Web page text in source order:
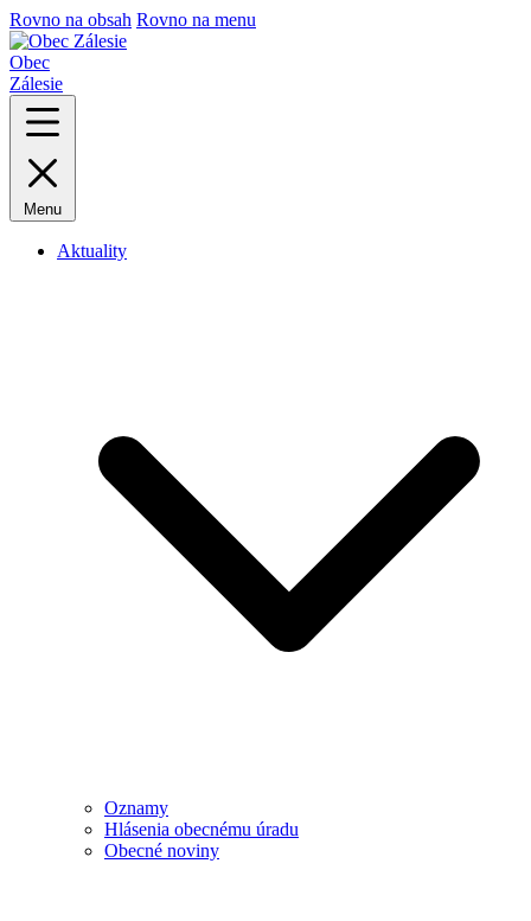
Rovno na obsah Rovno na menu
Obec
Zálesie
Menu
Aktuality
Oznamy
Hlásenia obecnému úradu
Obecné noviny